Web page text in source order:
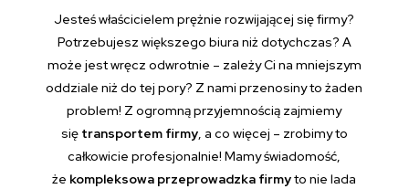
Jesteś właścicielem prężnie rozwijającej się firmy?
Potrzebujesz większego biura niż dotychczas? A
może jest wręcz odwrotnie – zależy Ci na mniejszym
oddziale niż do tej pory? Z nami przenosiny to żaden
problem! Z ogromną przyjemnością zajmiemy
się transportem firmy, a co więcej – zrobimy to
całkowicie profesjonalnie! Mamy świadomość,
że kompleksowa przeprowadzka firmyto nie lada